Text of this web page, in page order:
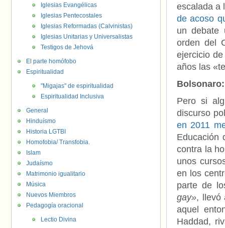
escalada a
de acoso
un debate
orden del
ejercicio
años las
Pero si
discurso
en 2011
Educación
contra la
unos
en los
parte de
gay», llevó
aquel
Haddad,
Iglesias Evangélicas
Iglesias Pentecostales
Iglesias Reformadas (Calvinistas)
Iglesias Unitarias y Universalistas
Testigos de Jehová
El parte homófobo
Espiritualidad
"Migajas" de espiritualidad
Espiritualidad Inclusiva
General
Hinduísmo
Historia LGTBI
Homofobia/ Transfobia.
Islam
Judaísmo
Matrimonio igualitario
Música
Nuevos Miembros
Pedagogía oracional
Lectio Divina